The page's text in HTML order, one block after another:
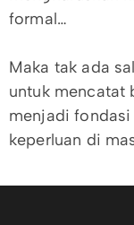
formal…
Maka tak ada
untuk mencatat
menjadi
keperluan di